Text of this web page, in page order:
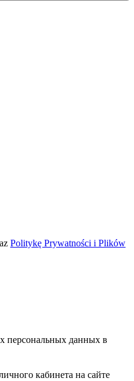
Politykę Prywatności i Plików
персональных данных в
кабинета на сайте